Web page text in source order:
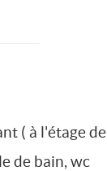
( à l'étage de
de bain, wc